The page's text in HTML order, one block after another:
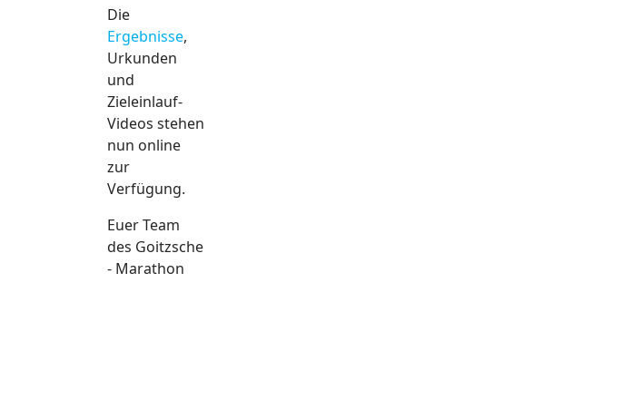
Die
Ergebnisse,
Urkunden
und
Zieleinlauf-
Videos stehen
nun online
zur
Verfügung.
Euer Team
des Goitzsche
- Marathon